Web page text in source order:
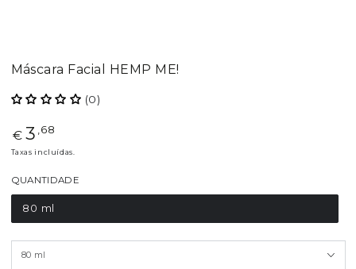
Máscara Facial HEMP ME!
(0)
Preço
regular
€ 3 ,68
Taxas incluídas.
QUANTIDADE
80 ml